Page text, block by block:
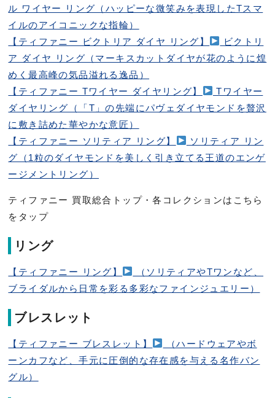
ル ワイヤー リング（ハッピーな微笑みを表現したTスマ
イルのアイコニックな指輪）
【ティファニー ビクトリア ダイヤ リング】
ビクトリ
ア ダイヤ リング（マーキスカットダイヤが花のように煌
めく最高峰の気品溢れる逸品）
【ティファニー Tワイヤー ダイヤリング】
Tワイヤー
ダイヤリング（「T」の先端にパヴェダイヤモンドを贅沢
に敷き詰めた華やかな意匠）
【ティファニー ソリティア リング】
ソリティア リン
グ（1粒のダイヤモンドを美しく引き立てる王道のエンゲ
ージメントリング）
ティファニー 買取総合トップ・各コレクションはこちら
をタップ
リング
【ティファニー リング】
（ソリティアやTワンなど、
ブライダルから日常を彩る多彩なファインジュエリー）
ブレスレット
【ティファニー ブレスレット】
（ハードウェアやボ
ーンカフなど、手元に圧倒的な存在感を与える名作バン
グル）